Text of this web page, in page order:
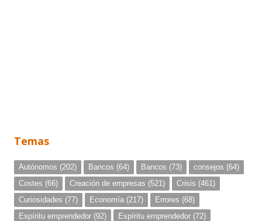
Temas
Autónomos (202) Bancos (64) Bancos (73) consejos (64)
Costes (66) Creación de empresas (521) Crisis (461)
Curiosidades (77) Economía (217) Errores (68)
Espíritu emprendedor (92) Espíritu emprendedor (72)